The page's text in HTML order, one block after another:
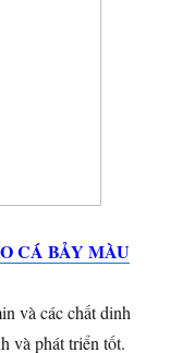
CÁ BẢY MÀU
và các chất dinh
và phát triển tốt.